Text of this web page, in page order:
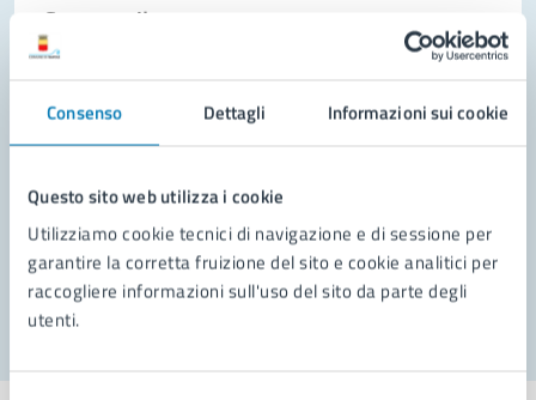
Consenso Dettagli Informazioni sui cookie
Questo sito web utilizza i cookie
Utilizziamo cookie tecnici di navigazione e di sessione per
garantire la corretta fruizione del sito e cookie analitici per
raccogliere informazioni sull'uso del sito da parte degli
utenti.
Contatta il comune
Richiedi assistenza
Problemi in città
Segnala disservizio